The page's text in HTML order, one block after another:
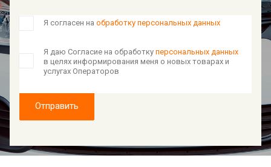
Я согласен на обработку персональных данных
Я даю Согласие на обработку персональных данных
в целях информирования меня о новых товарах и
услугах Операторов
Отправить